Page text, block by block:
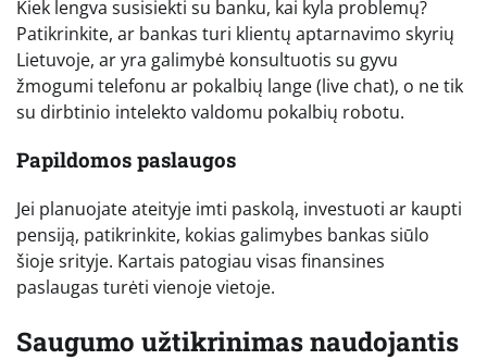
Kiek lengva susisiekti su banku, kai kyla problemų?
Patikrinkite, ar bankas turi klientų aptarnavimo skyrių
Lietuvoje, ar yra galimybė konsultuotis su gyvu
žmogumi telefonu ar pokalbių lange (live chat), o ne tik
su dirbtinio intelekto valdomu pokalbių robotu.
Papildomos paslaugos
Jei planuojate ateityje imti paskolą, investuoti ar kaupti
pensiją, patikrinkite, kokias galimybes bankas siūlo
šioje srityje. Kartais patogiau visas finansines
paslaugas turėti vienoje vietoje.
Saugumo užtikrinimas naudojantis